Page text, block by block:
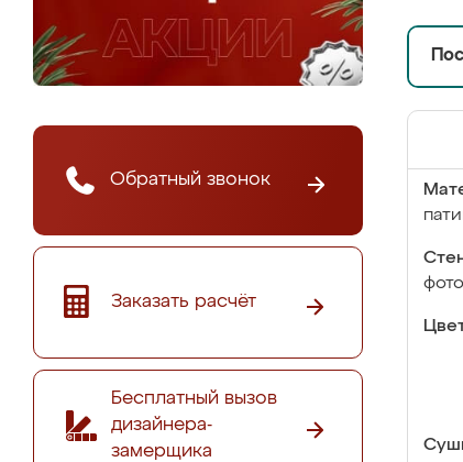
Обратный звонок
Заказать расчёт
Бесплатный вызов
дизайнера-
замерщика